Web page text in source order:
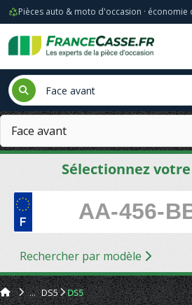
Pièces auto & moto d'occasion · économie
Sélectionnez
Rechercher par modèle
DS5 DS5